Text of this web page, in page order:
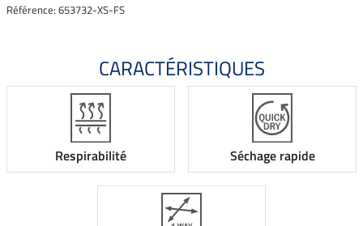
Référence: 653732-XS-FS
CARACTÉRISTIQUES
Respirabilité Séchage rapide